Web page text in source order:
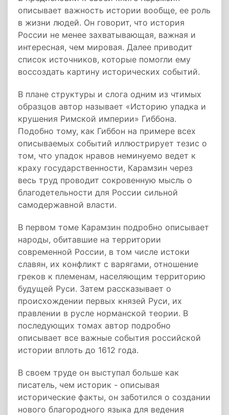
описывает важность истории вообще, ее роль
в жизни людей. Он говорит, что история
России не менее захватывающая, важная и
интересная, чем мировая. Далее приводит
список источников, которые помогли ему
воссоздать картину исторических событий.
В плане структуры и слога одним из чтимых
образцов автор называет «Историю упадка и
крушения Римской империи» Гиббона.
Подобно тому, как Гиббон на примере всех
описываемых событий иллюстрирует тезис о
том, что упадок нравов неминуемо ведет к
краху государственности, Карамзин через
весь труд проводит сокровенную мысль о
благодетельности для России сильной
самодержавной власти.
В первом томе Карамзин подробно описывает
народы, обитавшие на территории
современной России, в том числе истоки
славян, их конфликт с варягами, отношение
греков к племенам, населяющим территорию
будущей Руси. Затем рассказывает о
происхождении первых князей Руси, их
правлении в русле норманской теории. В
последующих томах автор подробно
описывает все важные события российской
истории вплоть до 1612 года.
В своем труде он выступал больше как
писатель, чем историк - описывая
исторические факты, он заботился о создании
нового благородного языка для ведения